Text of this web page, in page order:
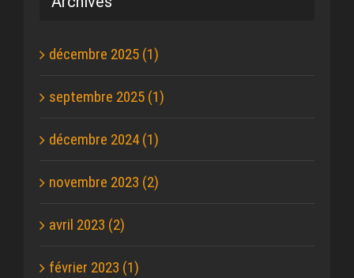
décembre 2025 (1)
septembre 2025 (1)
décembre 2024 (1)
novembre 2023 (2)
avril 2023 (2)
février 2023 (1)